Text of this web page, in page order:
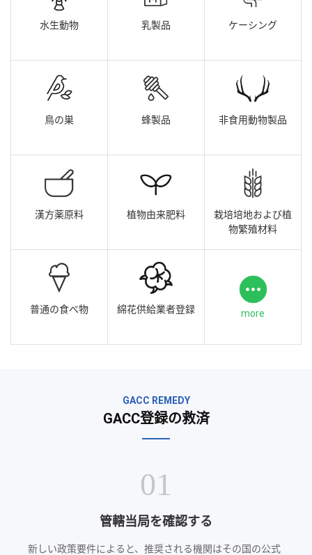
水生動物 乳製品 ケーシング
鳥の巣 蜂製品 非食用動物製品
漢方薬原料 植物由来肥料
栽培培地および植
物繁殖材料
普通の食べ物 綿花供給業者登録 more
GACC REMEDY
GACC登録の救済
01
管轄当局を確認する
新しい政策要件によると、推奨される機関はその国の公式